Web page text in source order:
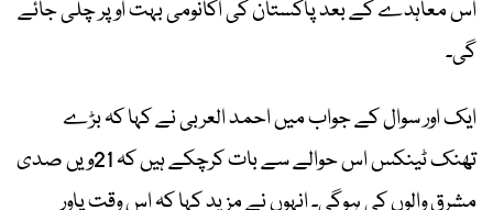
اس معاہدے کے بعد پاکستان کی اکانومی بہت اوپر چلی جائے
گی۔
ایک اور سوال کے جواب میں احمد العربی نے کہا کہ بڑے
تھنک ٹینکس اس حوالے سے بات کرچکے ہیں کہ 21ویں صدی
مشرق والوں کی ہوگی۔ انہوں نے مزید کہا کہ اس وقت پاور